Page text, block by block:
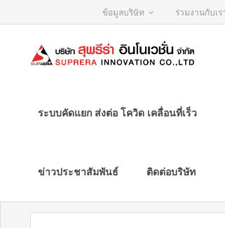
ข้อมูลบริษัท ร่วมงานกับเร
ระบบคัดแยก ส่งต่อ โควิด เคลื่อนที่เร็ว
ข่าวประชาสัมพันธ์ ติดต่อบริษัท